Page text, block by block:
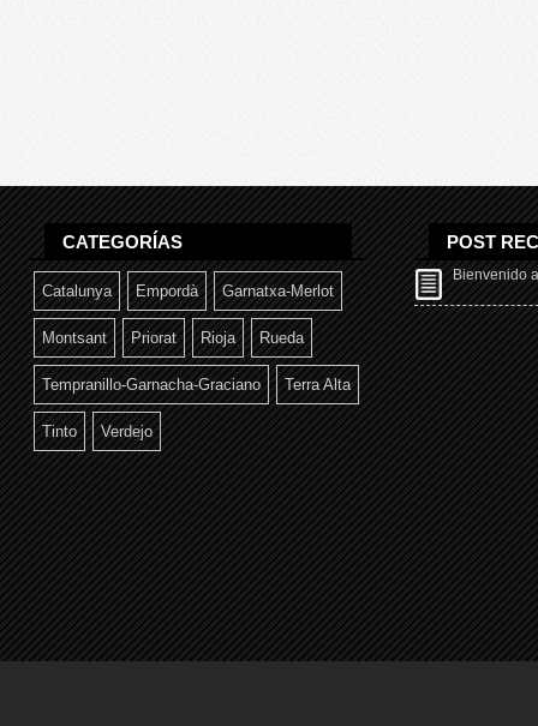
CATEGORÍAS
Catalunya Empordà Garnatxa-Merlot
Montsant Priorat Rioja Rueda
Tempranillo-Garnacha-Graciano Terra Alta
Tinto Verdejo
POST
Bienvenido